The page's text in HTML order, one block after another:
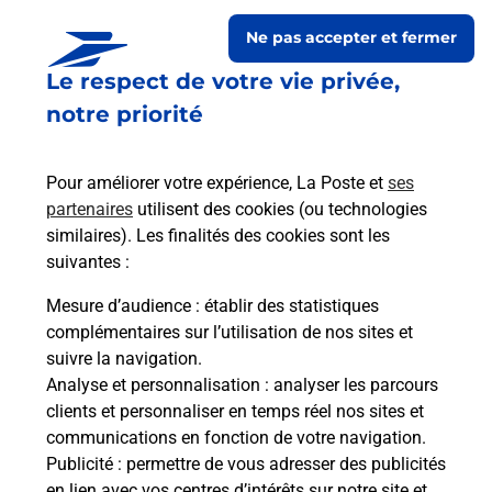
Le respect de votre vie privée,
notre priorité
Pour améliorer votre expérience, La Poste et ses
partenaires utilisent des cookies (ou technologies
similaires). Les finalités des cookies sont les
suivantes :
Mesure d’audience : établir des statistiques
complémentaires sur l’utilisation de nos sites et
suivre la navigation.
Analyse et personnalisation : analyser les parcours
clients et personnaliser en temps réel nos sites et
communications en fonction de votre navigation.
Publicité : permettre de vous adresser des publicités
Ne pas accepter et fermer
Boîte aux lettres La Poste
Prochaine collecte du courrier vendredi
09h00
1 Place De La Mairie
55210 Herbeuville
Itinéraire
Le lien s'ouvre dans un nouvel onglet